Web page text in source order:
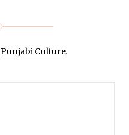
Punjabi Culture.